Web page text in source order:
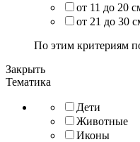
от 11 до 20
от 21 до 30
По этим критериям
Закрыть
Тематика
Дети
Животные
Иконы